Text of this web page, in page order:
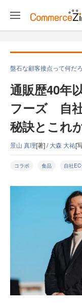
盤石な顧客接点って何だ
通販歴40年
フーズ 自
秘訣とこれ
景山 真理[著] /大森 大祐[
コラボ 食品 自社EC